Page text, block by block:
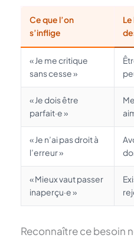
Ce que l’on
s’inflige
« Je me critique
sans cesse »
« Je dois être
parfait·e »
« Je n’ai pas droit à
l’erreur »
« Mieux vaut passer
inaperçu·e »
Reconnaître ce besoin